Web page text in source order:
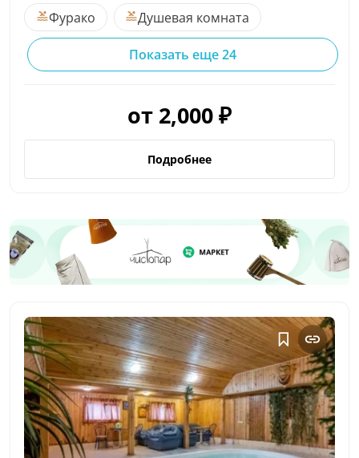
Фурако Душевая комната
Показать еще 24
от 2,000 ₽
Подробнее